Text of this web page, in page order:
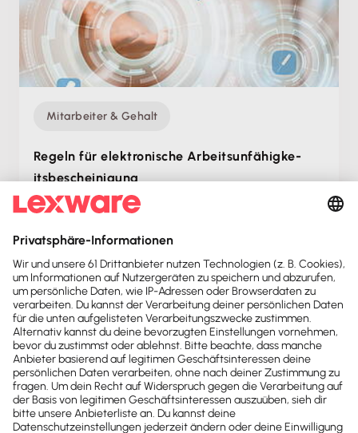
Mitarbeiter & Gehalt
Regeln für elektronische Arbeitsunfähigke­
itsbescheinigung
Neuer Verfahrensablauf - alle Infos im Artikel.
Lesezeit 10 Minuten